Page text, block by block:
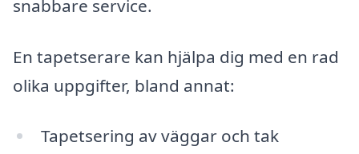
snabbare service.
En tapetserare kan hjälpa dig med en rad
olika uppgifter, bland annat:
Tapetsering av väggar och tak